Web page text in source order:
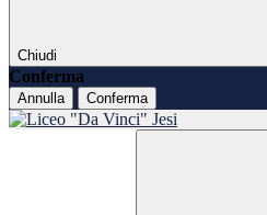
Chiudi
Conferma
Annulla Conferma